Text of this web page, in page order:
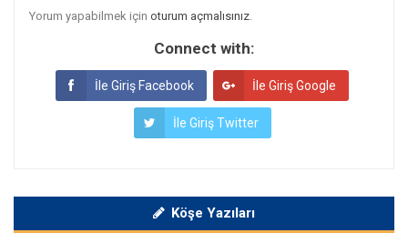
Yorum yapabilmek için oturum açmalısınız
Connect with:
İle Giriş Facebook İle Giriş Google
İle Giriş Twitter
Köşe Yazıları